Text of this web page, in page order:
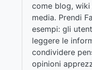
come blog,
media. Prendi
esempi: gli
leggere le
condividere
opinioni